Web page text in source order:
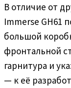
В отличие от
Immerse GH61
большой
фронтальной
гарнитура и
— к её